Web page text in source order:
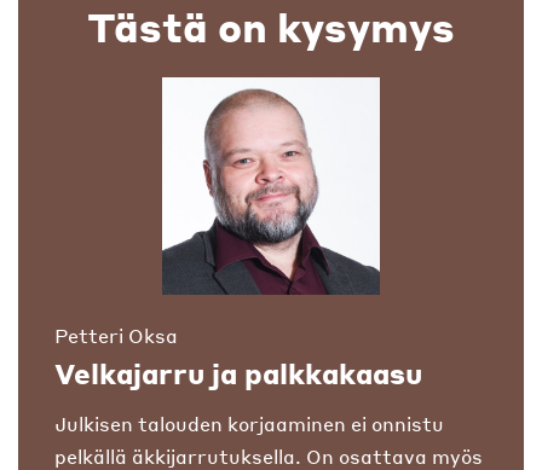
Tästä on kysymys
Petteri Oksa
Velkajarru ja palkkakaasu
Julkisen talouden korjaaminen ei onnistu
pelkällä äkkijarrutuksella. On osattava myös